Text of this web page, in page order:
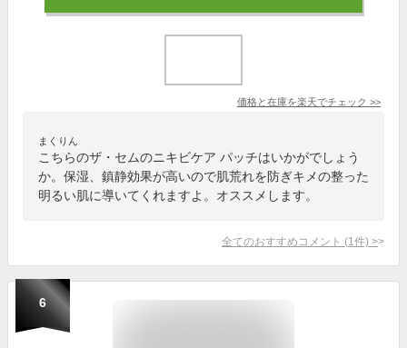
価格と在庫を楽天でチェック >>
まくりん
こちらのザ・セムのニキビケア パッチはいかがでしょう
か。保湿、鎮静効果が高いので肌荒れを防ぎキメの整った
明るい肌に導いてくれますよ。オススメします。
全てのおすすめコメント (1 件) >
6